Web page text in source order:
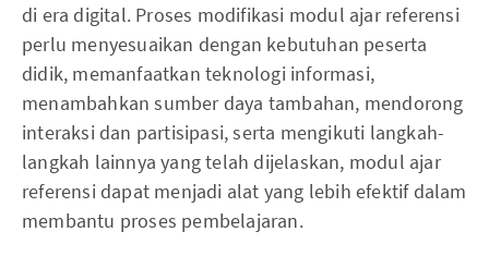
di era digital. Proses modifikasi modul ajar referensi
perlu menyesuaikan dengan kebutuhan peserta
didik, memanfaatkan teknologi informasi,
menambahkan sumber daya tambahan, mendorong
interaksi dan partisipasi, serta mengikuti langkah-
langkah lainnya yang telah dijelaskan, modul ajar
referensi dapat menjadi alat yang lebih efektif dalam
membantu proses pembelajaran.